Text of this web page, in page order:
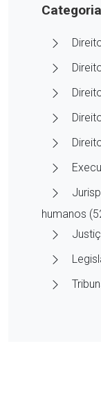
humanos